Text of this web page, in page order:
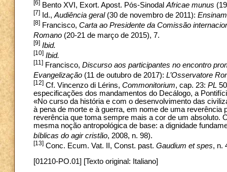
[6] Bento XVI, Exort. Apost. Pós-Sinodal Africae munus
[7] Id., Audiência geral(30 de novembro de 2011):
[8] Francisco, Carta ao Presidente da Comissão
Romano (20-21 de março de 2015), 7.
[9] Ibid.
[10] Ibid.
[11] Francisco, Discurso aos participantes no encontro
Evangelização (11 de outubro de 2017): L’Osservatore
[12] Cf. Vincenzo di Lérins, Commonitorium, cap. 23: PL
especificações dos mandamentos do Decálogo, a
«No curso da história e com o desenvolvimento das
à pena de morte e à guerra, em nome de uma
reverência que toma sempre mais a cor de um absoluto.
mesma noção antropológica de base: a dignidade
bíblicas do agir cristão, 2008, n. 98).
[13] Conc. Ecum. Vat. II, Const. past. Gaudium et spes, n.
[01210-PO.01] [Texto original: Italiano]